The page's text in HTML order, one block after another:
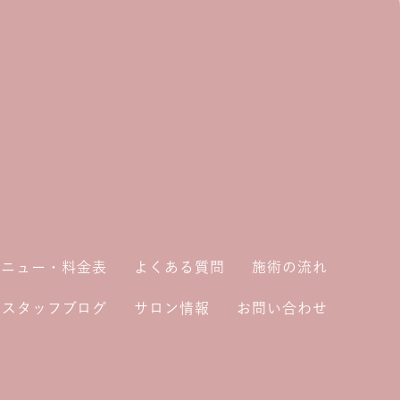
ュー・料金表 よくある質問 施術の流れ
スタッフブログ サロン情報 お問い合わせ